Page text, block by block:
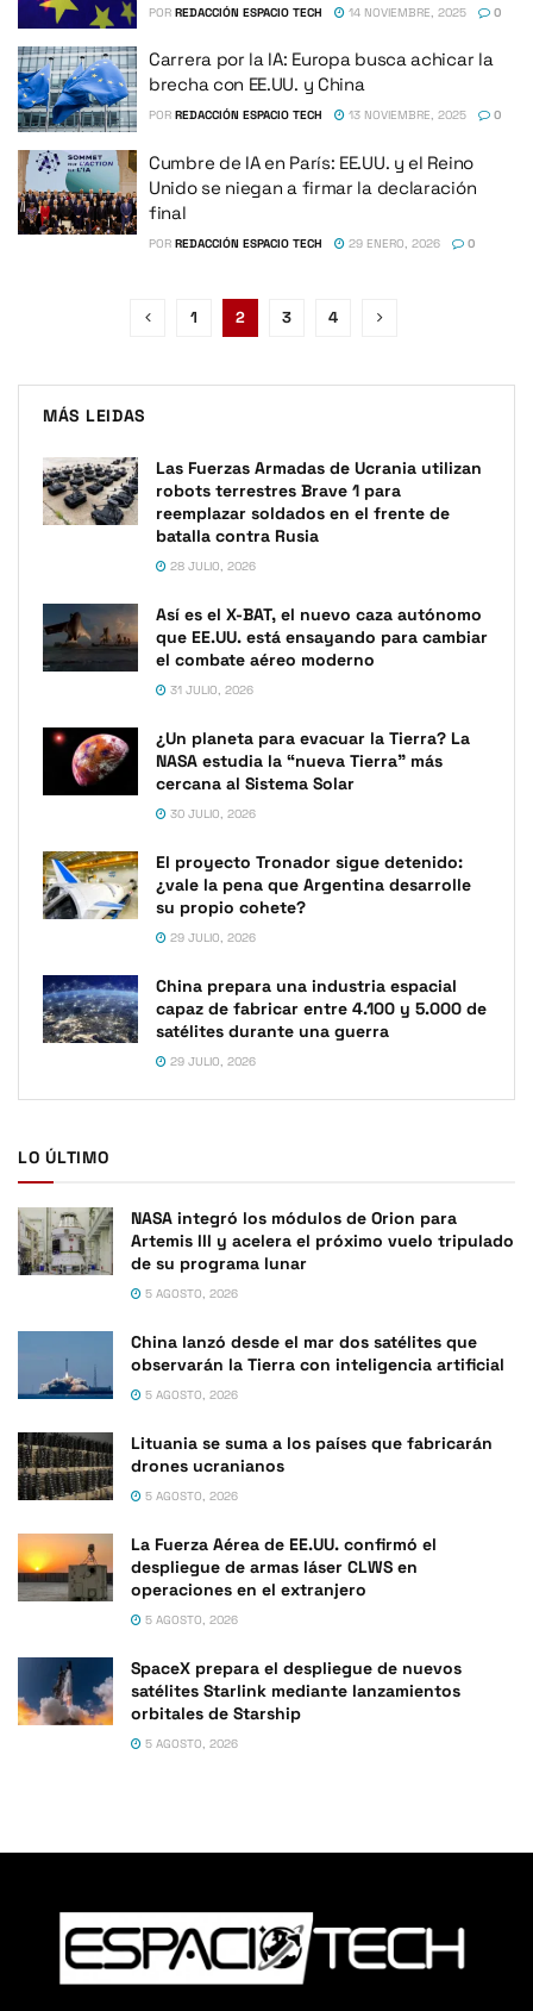
POR REDACCIÓN ESPACIO TECH 14 NOVIEMBRE, 2025 0
Carrera por la IA: Europa busca achicar la
brecha con EE.UU. y China
POR REDACCIÓN ESPACIO TECH 13 NOVIEMBRE, 2025 0
Cumbre de IA en París: EE.UU. y el Reino
Unido se niegan a firmar la declaración
final
POR REDACCIÓN ESPACIO TECH 29 ENERO, 2026 0
1 2 3 4
MÁS LEIDAS
Las Fuerzas Armadas de Ucrania utilizan
robots terrestres Brave 1 para
reemplazar soldados en el frente de
batalla contra Rusia
28 JULIO, 2026
Así es el X-BAT, el nuevo caza autónomo
que EE.UU. está ensayando para cambiar
el combate aéreo moderno
31 JULIO, 2026
¿Un planeta para evacuar la Tierra? La
NASA estudia la “nueva Tierra” más
cercana al Sistema Solar
30 JULIO, 2026
El proyecto Tronador sigue detenido:
¿vale la pena que Argentina desarrolle
su propio cohete?
29 JULIO, 2026
China prepara una industria espacial
capaz de fabricar entre 4.100 y 5.000 de
satélites durante una guerra
29 JULIO, 2026
LO ÚLTIMO
NASA integró los módulos de Orion para
Artemis III y acelera el próximo vuelo tripulado
de su programa lunar
5 AGOSTO, 2026
China lanzó desde el mar dos satélites que
observarán la Tierra con inteligencia artificial
5 AGOSTO, 2026
Lituania se suma a los países que fabricarán
drones ucranianos
5 AGOSTO, 2026
La Fuerza Aérea de EE.UU. confirmó el
despliegue de armas láser CLWS en
operaciones en el extranjero
5 AGOSTO, 2026
SpaceX prepara el despliegue de nuevos
satélites Starlink mediante lanzamientos
orbitales de Starship
5 AGOSTO, 2026